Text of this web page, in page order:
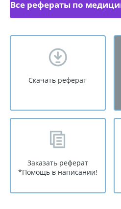
Все рефераты по
Скачать реферат
Заказать реферат
*Помощь в написании!